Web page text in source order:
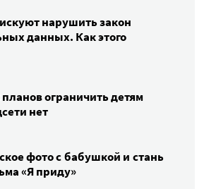
нарушить закон
данных. Как этого
ограничить детям
нет
фото с бабушкой и стань
«Я приду»